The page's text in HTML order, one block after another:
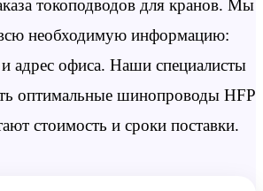
токоподводов для кранов. Мы
необходимую информацию:
адрес офиса. Наши специалисты
оптимальные шинопроводы HFP
стоимость и сроки поставки.